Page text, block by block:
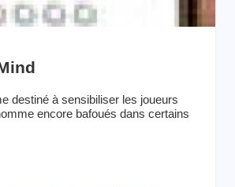
destiné à sensibiliser les joueurs
encore bafoués dans certains